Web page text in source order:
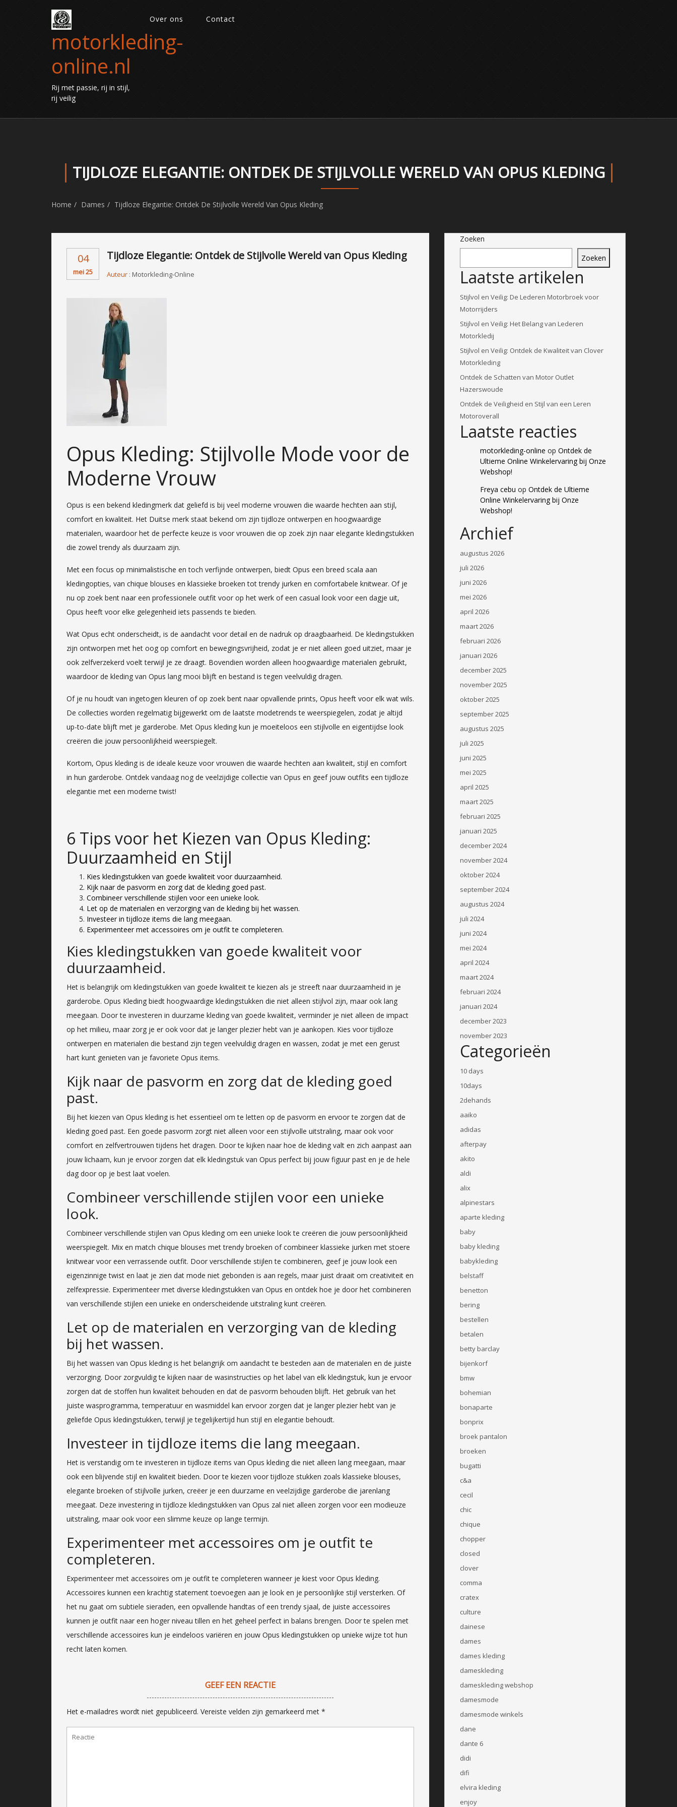
motorkleding-
online.nl
Rij met passie, rij in stijl,
rij veilig
Over ons Contact
TIJDLOZE ELEGANTIE: ONTDEK DE STIJLVOLLE WERELD VAN OPUS KLEDING
Home Dames Tijdloze Elegantie: Ontdek De Stijlvolle Wereld Van Opus Kleding
04
mei 25
Tijdloze Elegantie: Ontdek de Stijlvolle Wereld van Opus Kleding
Auteur : Motorkleding-Online
Opus Kleding: Stijlvolle Mode voor de
Moderne Vrouw
Opus is een bekend kledingmerk dat geliefd is bij veel moderne vrouwen die waarde hechten aan stijl,
comfort en kwaliteit. Het Duitse merk staat bekend om zijn tijdloze ontwerpen en hoogwaardige
materialen, waardoor het de perfecte keuze is voor vrouwen die op zoek zijn naar elegante kledingstukken
die zowel trendy als duurzaam zijn.
Met een focus op minimalistische en toch verfijnde ontwerpen, biedt Opus een breed scala aan
kledingopties, van chique blouses en klassieke broeken tot trendy jurken en comfortabele knitwear. Of je
nu op zoek bent naar een professionele outfit voor op het werk of een casual look voor een dagje uit,
Opus heeft voor elke gelegenheid iets passends te bieden.
Wat Opus echt onderscheidt, is de aandacht voor detail en de nadruk op draagbaarheid. De kledingstukken
zijn ontworpen met het oog op comfort en bewegingsvrijheid, zodat je er niet alleen goed uitziet, maar je
ook zelfverzekerd voelt terwijl je ze draagt. Bovendien worden alleen hoogwaardige materialen gebruikt,
waardoor de kleding van Opus lang mooi blijft en bestand is tegen veelvuldig dragen.
Of je nu houdt van ingetogen kleuren of op zoek bent naar opvallende prints, Opus heeft voor elk wat wils.
De collecties worden regelmatig bijgewerkt om de laatste modetrends te weerspiegelen, zodat je altijd
up-to-date blijft met je garderobe. Met Opus kleding kun je moeiteloos een stijlvolle en eigentijdse look
creëren die jouw persoonlijkheid weerspiegelt.
Kortom, Opus kleding is de ideale keuze voor vrouwen die waarde hechten aan kwaliteit, stijl en comfort
in hun garderobe. Ontdek vandaag nog de veelzijdige collectie van Opus en geef jouw outfits een tijdloze
elegantie met een moderne twist!
6 Tips voor het Kiezen van Opus Kleding:
Duurzaamheid en Stijl
Kies kledingstukken van goede kwaliteit voor duurzaamheid.
Kijk naar de pasvorm en zorg dat de kleding goed past.
Combineer verschillende stijlen voor een unieke look.
Let op de materialen en verzorging van de kleding bij het wassen.
Investeer in tijdloze items die lang meegaan.
Experimenteer met accessoires om je outfit te completeren.
Kies kledingstukken van goede kwaliteit voor
duurzaamheid.
Het is belangrijk om kledingstukken van goede kwaliteit te kiezen als je streeft naar duurzaamheid in je
garderobe. Opus Kleding biedt hoogwaardige kledingstukken die niet alleen stijlvol zijn, maar ook lang
meegaan. Door te investeren in duurzame kleding van goede kwaliteit, verminder je niet alleen de impact
op het milieu, maar zorg je er ook voor dat je langer plezier hebt van je aankopen. Kies voor tijdloze
ontwerpen en materialen die bestand zijn tegen veelvuldig dragen en wassen, zodat je met een gerust
hart kunt genieten van je favoriete Opus items.
Kijk naar de pasvorm en zorg dat de kleding goed
past.
Bij het kiezen van Opus kleding is het essentieel om te letten op de pasvorm en ervoor te zorgen dat de
kleding goed past. Een goede pasvorm zorgt niet alleen voor een stijlvolle uitstraling, maar ook voor
comfort en zelfvertrouwen tijdens het dragen. Door te kijken naar hoe de kleding valt en zich aanpast aan
jouw lichaam, kun je ervoor zorgen dat elk kledingstuk van Opus perfect bij jouw figuur past en je de hele
dag door op je best laat voelen.
Combineer verschillende stijlen voor een unieke
look.
Combineer verschillende stijlen van Opus kleding om een unieke look te creëren die jouw persoonlijkheid
weerspiegelt. Mix en match chique blouses met trendy broeken of combineer klassieke jurken met stoere
knitwear voor een verrassende outfit. Door verschillende stijlen te combineren, geef je jouw look een
eigenzinnige twist en laat je zien dat mode niet gebonden is aan regels, maar juist draait om creativiteit en
zelfexpressie. Experimenteer met diverse kledingstukken van Opus en ontdek hoe je door het combineren
van verschillende stijlen een unieke en onderscheidende uitstraling kunt creëren.
Let op de materialen en verzorging van de kleding
bij het wassen.
Bij het wassen van Opus kleding is het belangrijk om aandacht te besteden aan de materialen en de juiste
verzorging. Door zorgvuldig te kijken naar de wasinstructies op het label van elk kledingstuk, kun je ervoor
zorgen dat de stoffen hun kwaliteit behouden en dat de pasvorm behouden blijft. Het gebruik van het
juiste wasprogramma, temperatuur en wasmiddel kan ervoor zorgen dat je langer plezier hebt van je
geliefde Opus kledingstukken, terwijl je tegelijkertijd hun stijl en elegantie behoudt.
Investeer in tijdloze items die lang meegaan.
Het is verstandig om te investeren in tijdloze items van Opus kleding die niet alleen lang meegaan, maar
ook een blijvende stijl en kwaliteit bieden. Door te kiezen voor tijdloze stukken zoals klassieke blouses,
elegante broeken of stijlvolle jurken, creëer je een duurzame en veelzijdige garderobe die jarenlang
meegaat. Deze investering in tijdloze kledingstukken van Opus zal niet alleen zorgen voor een modieuze
uitstraling, maar ook voor een slimme keuze op lange termijn.
Experimenteer met accessoires om je outfit te
completeren.
Experimenteer met accessoires om je outfit te completeren wanneer je kiest voor Opus kleding.
Accessoires kunnen een krachtig statement toevoegen aan je look en je persoonlijke stijl versterken. Of
het nu gaat om subtiele sieraden, een opvallende handtas of een trendy sjaal, de juiste accessoires
kunnen je outfit naar een hoger niveau tillen en het geheel perfect in balans brengen. Door te spelen met
verschillende accessoires kun je eindeloos variëren en jouw Opus kledingstukken op unieke wijze tot hun
recht laten komen.
GEEF EEN REACTIE
Het e-mailadres wordt niet gepubliceerd. Vereiste velden zijn gemarkeerd met *
Zoeken
Zoeken
Laatste artikelen
Stijlvol en Veilig: De Lederen Motorbroek voor
Motorrijders
Stijlvol en Veilig: Het Belang van Lederen
Motorkledij
Stijlvol en Veilig: Ontdek de Kwaliteit van Clover
Motorkleding
Ontdek de Schatten van Motor Outlet
Hazerswoude
Ontdek de Veiligheid en Stijl van een Leren
Motoroverall
Laatste reacties
motorkleding-online op Ontdek de
Ultieme Online Winkelervaring bij Onze
Webshop!
Freya cebu op Ontdek de Ultieme
Online Winkelervaring bij Onze
Webshop!
Archief
augustus 2026
juli 2026
juni 2026
mei 2026
april 2026
maart 2026
februari 2026
januari 2026
december 2025
november 2025
oktober 2025
september 2025
augustus 2025
juli 2025
juni 2025
mei 2025
april 2025
maart 2025
februari 2025
januari 2025
december 2024
november 2024
oktober 2024
september 2024
augustus 2024
juli 2024
juni 2024
mei 2024
april 2024
maart 2024
februari 2024
januari 2024
december 2023
november 2023
Categorieën
10 days
10days
2dehands
aaiko
adidas
afterpay
akito
aldi
alix
alpinestars
aparte kleding
baby
baby kleding
babykleding
belstaff
benetton
bering
bestellen
betalen
betty barclay
bijenkorf
bmw
bohemian
bonaparte
bonprix
broek pantalon
broeken
bugatti
c&a
cecil
chic
chique
chopper
closed
clover
comma
cratex
culture
dainese
dames
dames kleding
dameskleding
dameskleding webshop
damesmode
damesmode winkels
dane
dante 6
didi
difi
elvira kleding
enjoy